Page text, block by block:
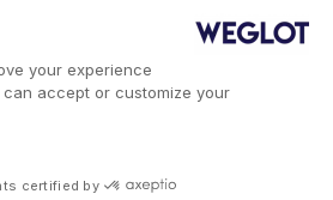
your experience
accept or customize your
certified by